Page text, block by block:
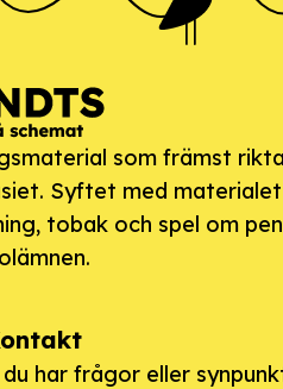
som främst
Syftet med
tobak och spel om
har frågor eller